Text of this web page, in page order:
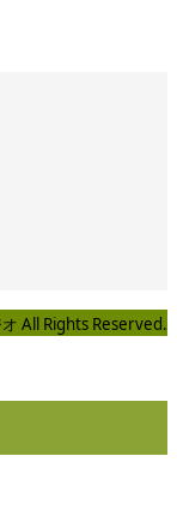
All Rights Reserved.